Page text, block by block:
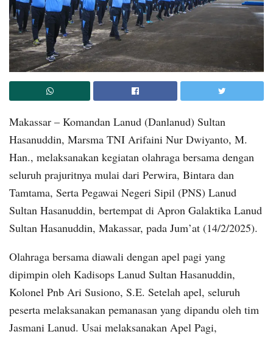
Makassar – Komandan Lanud (Danlanud) Sultan
Hasanuddin, Marsma TNI Arifaini Nur Dwiyanto, M.
Han., melaksanakan kegiatan olahraga bersama dengan
seluruh prajuritnya mulai dari Perwira, Bintara dan
Tamtama, Serta Pegawai Negeri Sipil (PNS) Lanud
Sultan Hasanuddin, bertempat di Apron Galaktika Lanud
Sultan Hasanuddin, Makassar, pada Jum’at (14/2/2025).
Olahraga bersama diawali dengan apel pagi yang
dipimpin oleh Kadisops Lanud Sultan Hasanuddin,
Kolonel Pnb Ari Susiono, S.E. Setelah apel, seluruh
peserta melaksanakan pemanasan yang dipandu oleh tim
Jasmani Lanud. Usai melaksanakan Apel Pagi,